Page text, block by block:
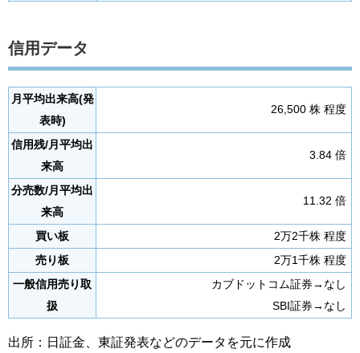
信用データ
月平均出来高(発
表時)
26,500 株 程度
信用残/月平均出
来高
3.84 倍
分売数/月平均出
来高
11.32 倍
買い板
2万2千株 程度
売り板
2万1千株 程度
一般信用売り取
扱
カブドットコム証券→なし
SBI証券→なし
出所：日証金、東証発表などのデータを元に作成